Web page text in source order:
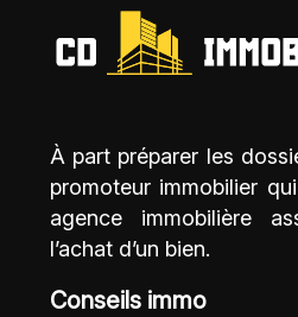
À part préparer les
promoteur immobilier
agence immobilière
l’achat d’un bien.
Conseils immo